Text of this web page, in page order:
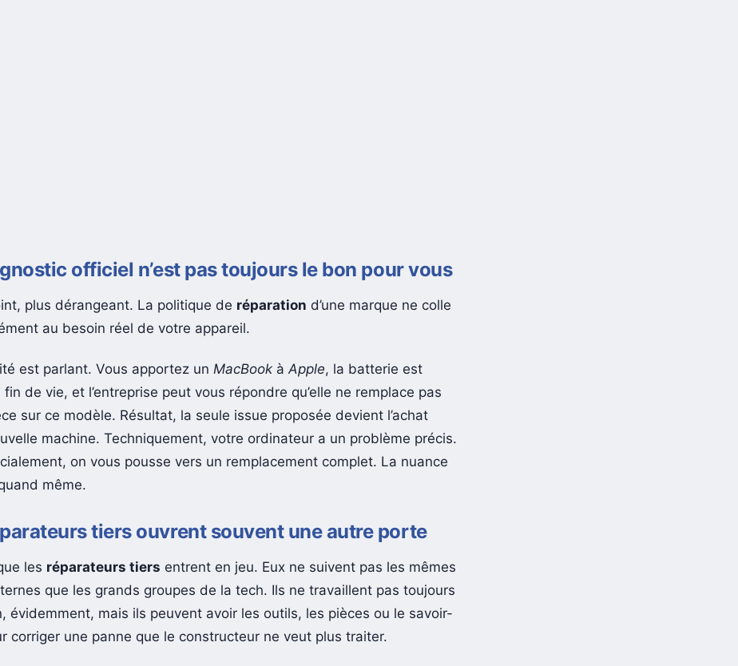
officiel n’est pas toujours le bon pour vous
plus dérangeant. La politique de réparation
est parlant. Vous apportez un MacBookà Apple , la batterie est
fin de vie, et l’entreprise peut vous répondre qu’elle ne remplace pas
sur ce modèle. Résultat, la seule issue proposée devient l’achat
machine. Techniquement, votre ordinateur a un problème précis.
on vous pousse vers un remplacement complet. La nuance
tiers ouvrent souvent une autre porte
les réparateurs tiers
entrent en jeu. Eux ne suivent pas les mêmes
que les grands groupes de la tech. Ils ne travaillent pas toujours
évidemment, mais ils peuvent avoir les outils, les pièces ou le savoir-